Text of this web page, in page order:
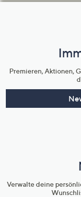
Premieren, Aktionen,
Verwalte deine